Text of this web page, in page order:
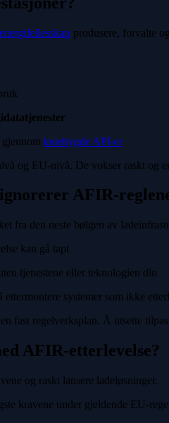
energifellesskap produsere, forvalte
gjennom innebygde API-er
og EU-nivå. De vokser raskt og
AFIR-
fra den neste bølgen av
kan gå tapt
tjenestene eller teknologien din
systemer som ikke
fast regelverksplan. Å utsette
AFIR-etterlevelse?
og raskt lansere ladeløsninger.
kravene under gjeldende EU-